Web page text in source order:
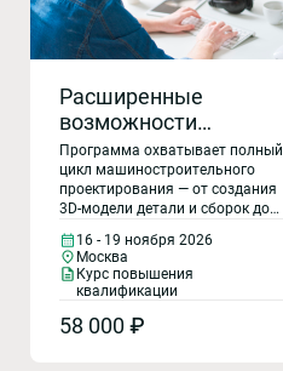
Расширенные
возможности
КОМПАС-3D для
решения задач
машиностроительного
проектирования в
2026 году.
Прочностной анализ,
расчет конструкций
APM FEM
Программа охватывает полный
цикл машиностроительного
проектирования — от создания
3D-модели детали и сборок до
выпуска конструкторской
документации. Особое внимание
уделяется практическому
специализированных
16 - 19 ноября 2026
Москва
Курс повышения
квалификации
58 000 ₽